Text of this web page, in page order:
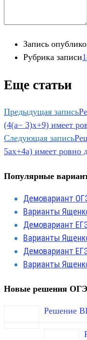
Запись
Рубрика записи
Еще статьи
Предыдущая запись
(4(a− 3)x+9) имеет
Следующая запись
5ax+4a) имеет ровно
Популярные
Демовариант
Варианты
Демовариант
Варианты
Демовариант
Варианты
Новые решения
Решение